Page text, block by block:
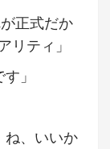
正式だか
リティ」
」
ね、いいか